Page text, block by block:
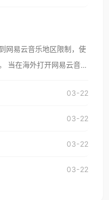
地区及版权限制问题，且
解决「海外用户收听腾讯
利亚、欧洲等国家和地区
网易云音乐地区限制，使
洲等国家和地区时，网易
遇到这个问题
限制」的问题，无论人在
03-22
03-22
03-22
03-22